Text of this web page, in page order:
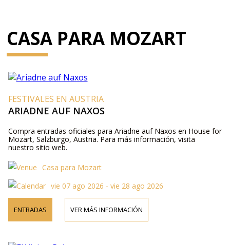
CASA PARA MOZART
FESTIVALES EN AUSTRIA
ARIADNE AUF NAXOS
Compra entradas oficiales para Ariadne auf Naxos en House for
Mozart, Salzburgo, Austria. Para más información, visita
nuestro sitio web.
Casa para Mozart
vie 07 ago 2026 - vie 28 ago 2026
ENTRADAS VER MÁS INFORMACIÓN